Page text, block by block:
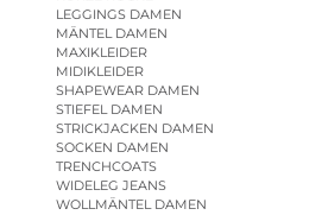
LEGGINGS DAMEN
MÄNTEL DAMEN
MAXIKLEIDER
MIDIKLEIDER
SHAPEWEAR DAMEN
STIEFEL DAMEN
STRICKJACKEN DAMEN
SOCKEN DAMEN
TRENCHCOATS
WIDELEG JEANS
WOLLMÄNTEL DAMEN